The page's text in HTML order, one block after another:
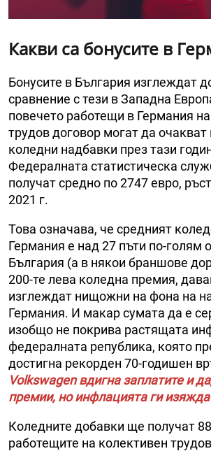
Какви са бонусите в
Бонусите в България изглеждат
сравнение с тези в Западна
повечето работещи в Германия
трудов договор могат да очакват
коледни надбавки през тази
Федералната статистическа
получат средно по 2747 евро,
2021 г.
Това означава, че средният
Германия е над 27 пъти по-голям
България (а в някои браншове
200-те лева коледна премия,
изглеждат нищожни на фона на
Германия. И макар сумата да е
изобщо не покрива растящата
федералната република, която
достигна рекорден 70-годишен
Volkswagen вдигна заплатите и
премии, но инфлацията ги изяжда
Коледните добавки ще получат
работещите на колективен